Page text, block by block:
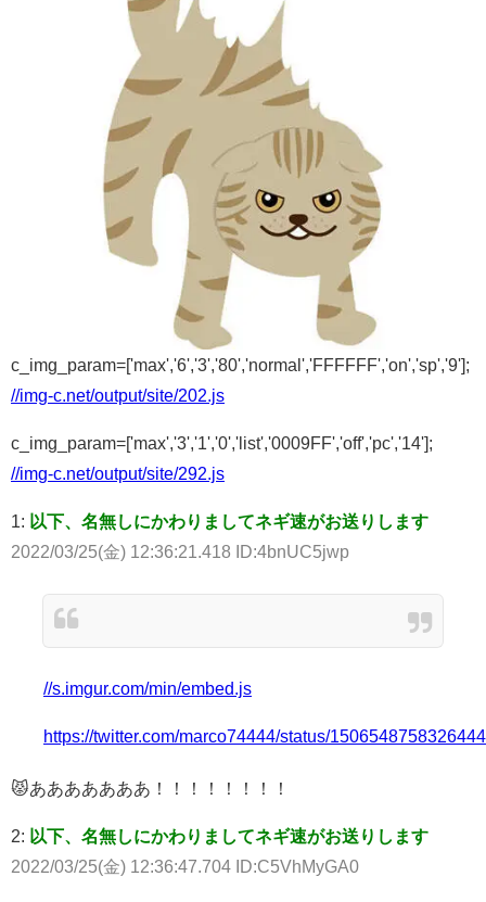
c_img_param=['max','6','3','80','normal','FFFFFF','on','sp','9'];
//img-c.net/output/site/202.js
c_img_param=['max','3','1','0','list','0009FF','off','pc','14'];
//img-c.net/output/site/292.js
1: 以下、名無しにかわりましてネギ速がお送りします
2022/03/25(金) 12:36:21.418 ID:4bnUC5jwp
//s.imgur.com/min/embed.js
https://twitter.com/marco74444/status/
😾あああああああ！！！！！！！！
2: 以下、名無しにかわりましてネギ速がお送りします
2022/03/25(金) 12:36:47.704 ID:C5VhMyGA0